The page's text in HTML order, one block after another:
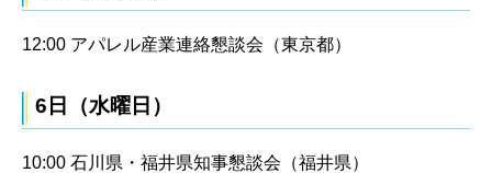
12:00 アパレル産業連絡懇談会（東京都）
6日（水曜日）
10:00 石川県・福井県知事懇談会（福井県）